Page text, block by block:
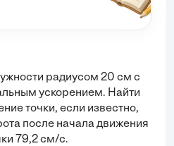
радиусом 20 см с
ускорением. Найти
точки, если известно,
после начала движения
79,2 см/с.